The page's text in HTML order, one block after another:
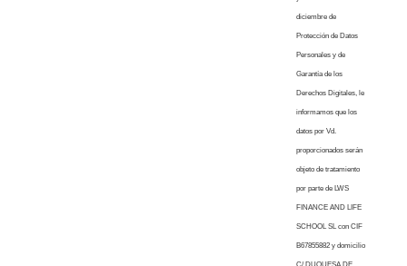
diciembre de
Protección de Datos
Personales y de
Garantía de los
Derechos Digitales, le
informamos que los
datos por Vd.
proporcionados serán
objeto de tratamiento
por parte de LWS
FINANCE AND LIFE
SCHOOL SL con CIF
B67855882 y domicilio